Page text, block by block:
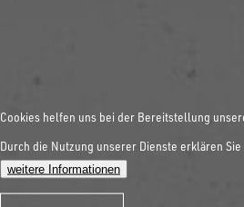
Cookies helfen uns bei der Bereitstellung
Durch die Nutzung unserer Dienste erklären
weitere Informationen